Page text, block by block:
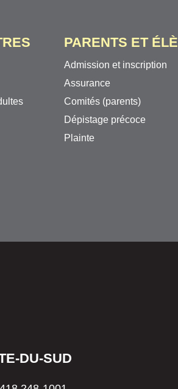
PARENTS ET
Admission et inscription
Assurance
Comités (parents)
Dépistage précoce
Plainte
DU-SUD